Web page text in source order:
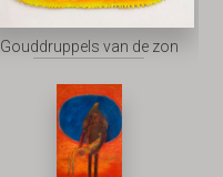
Gouddruppels van de zon